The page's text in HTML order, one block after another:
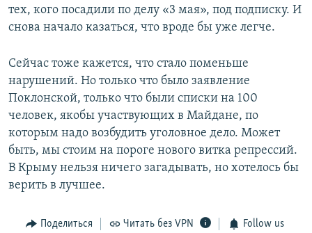
тех, кого посадили по делу «3 мая», под подписку. И
снова начало казаться, что вроде бы уже легче.
Сейчас тоже кажется, что стало поменьше
нарушений. Но только что было заявление
Поклонской, только что были списки на 100
человек, якобы участвующих в Майдане, по
которым надо возбудить уголовное дело. Может
быть, мы стоим на пороге нового витка репрессий.
В Крыму нельзя ничего загадывать, но хотелось бы
верить в лучшее.
Поделиться Читать без VPN Follow us